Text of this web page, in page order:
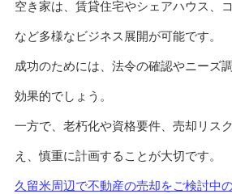
空き家は、賃貸住宅やシェアハウス、
など多様なビジネス展開が可能です。
成功のためには、法令の確認やニーズ
効果的でしょう。
一方で、老朽化や資格要件、売却リス
え、慎重に計画することが大切です。
久留米周辺で不動産の売却をご検討中